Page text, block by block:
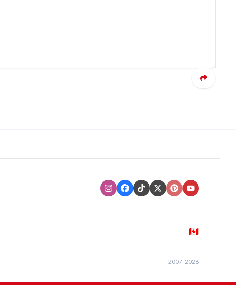
InstagramFacebook
TikTokXTwitter
PinterestYoutube
🇨🇦
2007-2026